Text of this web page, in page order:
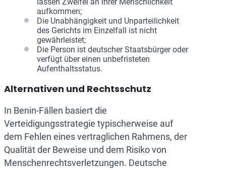
aufkommen;
Die Unabhängigkeit und Unparteilichkeit
des Gerichts im Einzelfall ist nicht
gewährleistet;
Die Person ist deutscher Staatsbürger oder
verfügt über einen unbefristeten
Aufenthaltsstatus.
Alternativen und Rechtsschutz
In Benin-Fällen basiert die
Verteidigungsstrategie typischerweise auf
dem Fehlen eines vertraglichen Rahmens, der
Qualität der Beweise und dem Risiko von
Menschenrechtsverletzungen. Deutsche